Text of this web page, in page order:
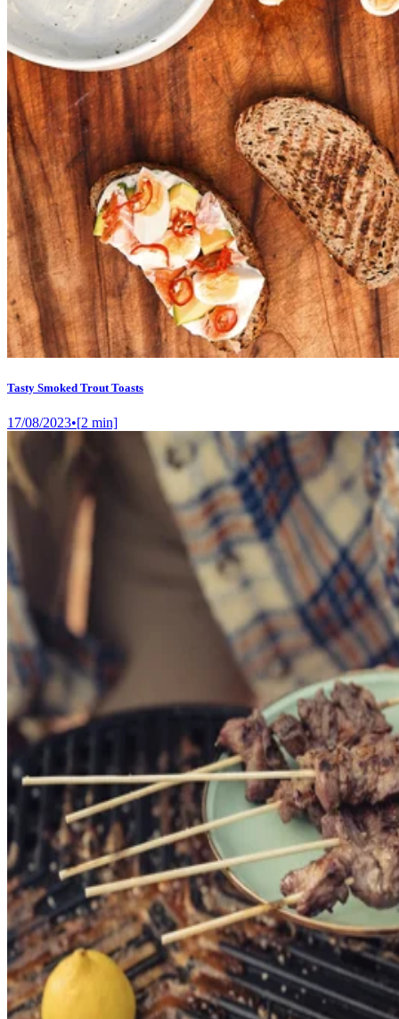
Tasty Smoked Trout Toasts
17/08/2023•[2 min]